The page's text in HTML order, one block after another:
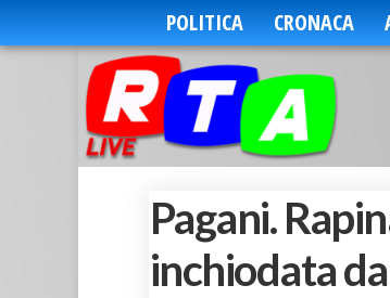
POLITICA CRONACA
Pagani.
inchiodata